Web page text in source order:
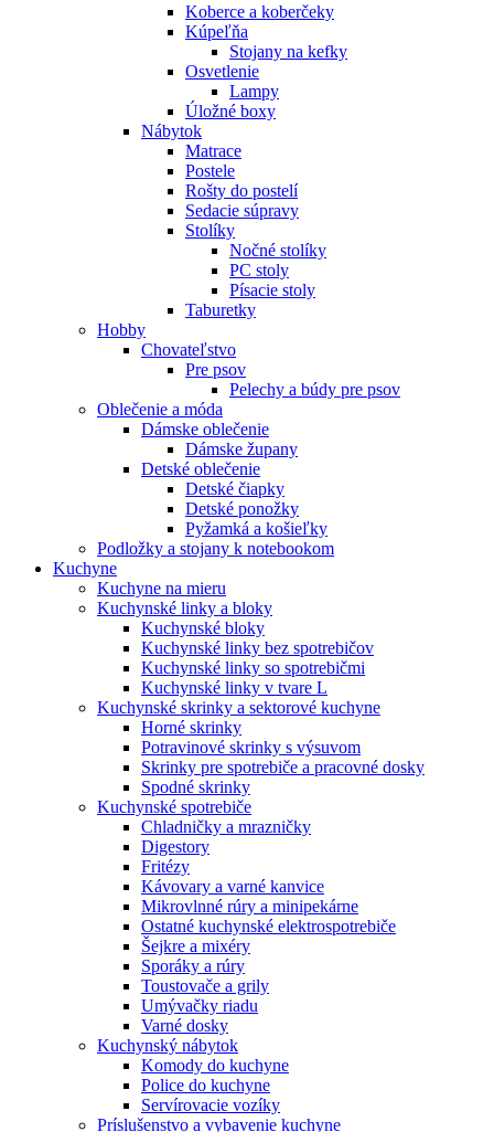
Koberce a koberčeky
Kúpeľňa
Stojany na kefky
Osvetlenie
Lampy
Úložné boxy
Nábytok
Matrace
Postele
Rošty do postelí
Sedacie súpravy
Stolíky
Nočné stolíky
PC stoly
Písacie stoly
Taburetky
Hobby
Chovateľstvo
Pre psov
Pelechy a búdy pre psov
Oblečenie a móda
Dámske oblečenie
Dámske župany
Detské oblečenie
Detské čiapky
Detské ponožky
Pyžamká a košieľky
Podložky a stojany k notebookom
Kuchyne
Kuchyne na mieru
Kuchynské linky a bloky
Kuchynské bloky
Kuchynské linky bez spotrebičov
Kuchynské linky so spotrebičmi
Kuchynské linky v tvare L
Kuchynské skrinky a sektorové kuchyne
Horné skrinky
Potravinové skrinky s výsuvom
Skrinky pre spotrebiče a pracovné dosky
Spodné skrinky
Kuchynské spotrebiče
Chladničky a mrazničky
Digestory
Fritézy
Kávovary a varné kanvice
Mikrovlnné rúry a minipekárne
Ostatné kuchynské elektrospotrebiče
Šejkre a mixéry
Sporáky a rúry
Toustovače a grily
Umývačky riadu
Varné dosky
Kuchynský nábytok
Komody do kuchyne
Police do kuchyne
Servírovacie vozíky
Príslušenstvo a vybavenie kuchyne